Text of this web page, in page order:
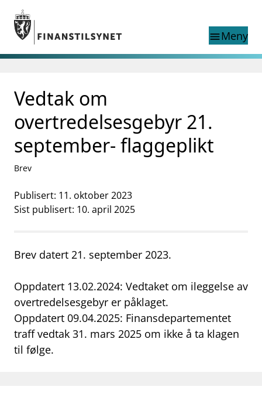
Gå til hovedinnhold
Gå til søkesiden
menuMeny
nettstedet
language
English
English home page
Tilsyn
Aktuelt
Finanstilsynets registre
supervisor_account Forbrukerinformasjon
mail_outlineKontakt oss
work_outlineJobb hos oss
dashboardInformasjon for investorer
notifications_noneAbonner på nyhetsvarsel
Vedtak om
overtredelsesgebyr 21.
september- flaggeplikt
Brev
Publisert: 11. oktober 2023
Sist publisert: 10. april 2025
Brev datert 21. september 2023.
Oppdatert 13.02.2024: Vedtaket om ileggelse av
overtredelsesgebyr er påklaget.
Oppdatert 09.04.2025: Finansdepartementet
traff vedtak 31. mars 2025 om ikke å ta klagen
til følge.